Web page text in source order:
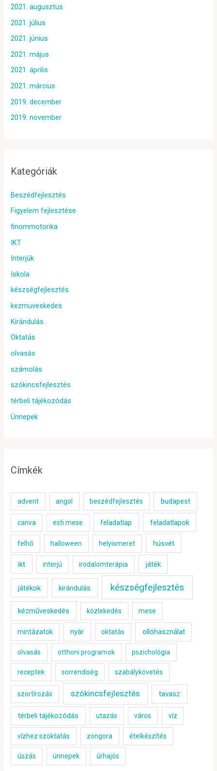
2021. augusztus
2021. július
2021. június
2021. május
2021. április
2021. március
2019. december
2019. november
Kategóriák
Beszédfejlesztés
Figyelem fejlesztése
finommotorika
IKT
Interjúk
Iskola
készségfejlesztés
kezmuveskedes
Kirándulás
Oktatás
olvasás
számolás
szókincsfejlesztés
térbeli tájékozódás
Ünnepek
Címkék
advent angol beszédfejlesztés budapest
canva esti mese feladatlap feladatlapok
felhő halloween helyismeret húsvét
ikt interjú irodalomterápia játék
játékok kirándulás készségfejlesztés
kézműveskedés közlekedés mese
mintázatok nyár oktatás ollóhasználat
olvasás otthoni programok pszichológia
receptek sorrendiség szabálykövetés
szortírozás szókincsfejlesztés tavasz
térbeli tájékozódás utazás város víz
vízhez szoktatás zongora ételkészítés
úszás ünnepek űrhajós